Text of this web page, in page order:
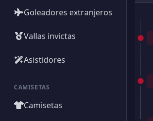
Goleadores extranjeros
Vallas invictas
Asistidores
CAMISETAS
Camisetas